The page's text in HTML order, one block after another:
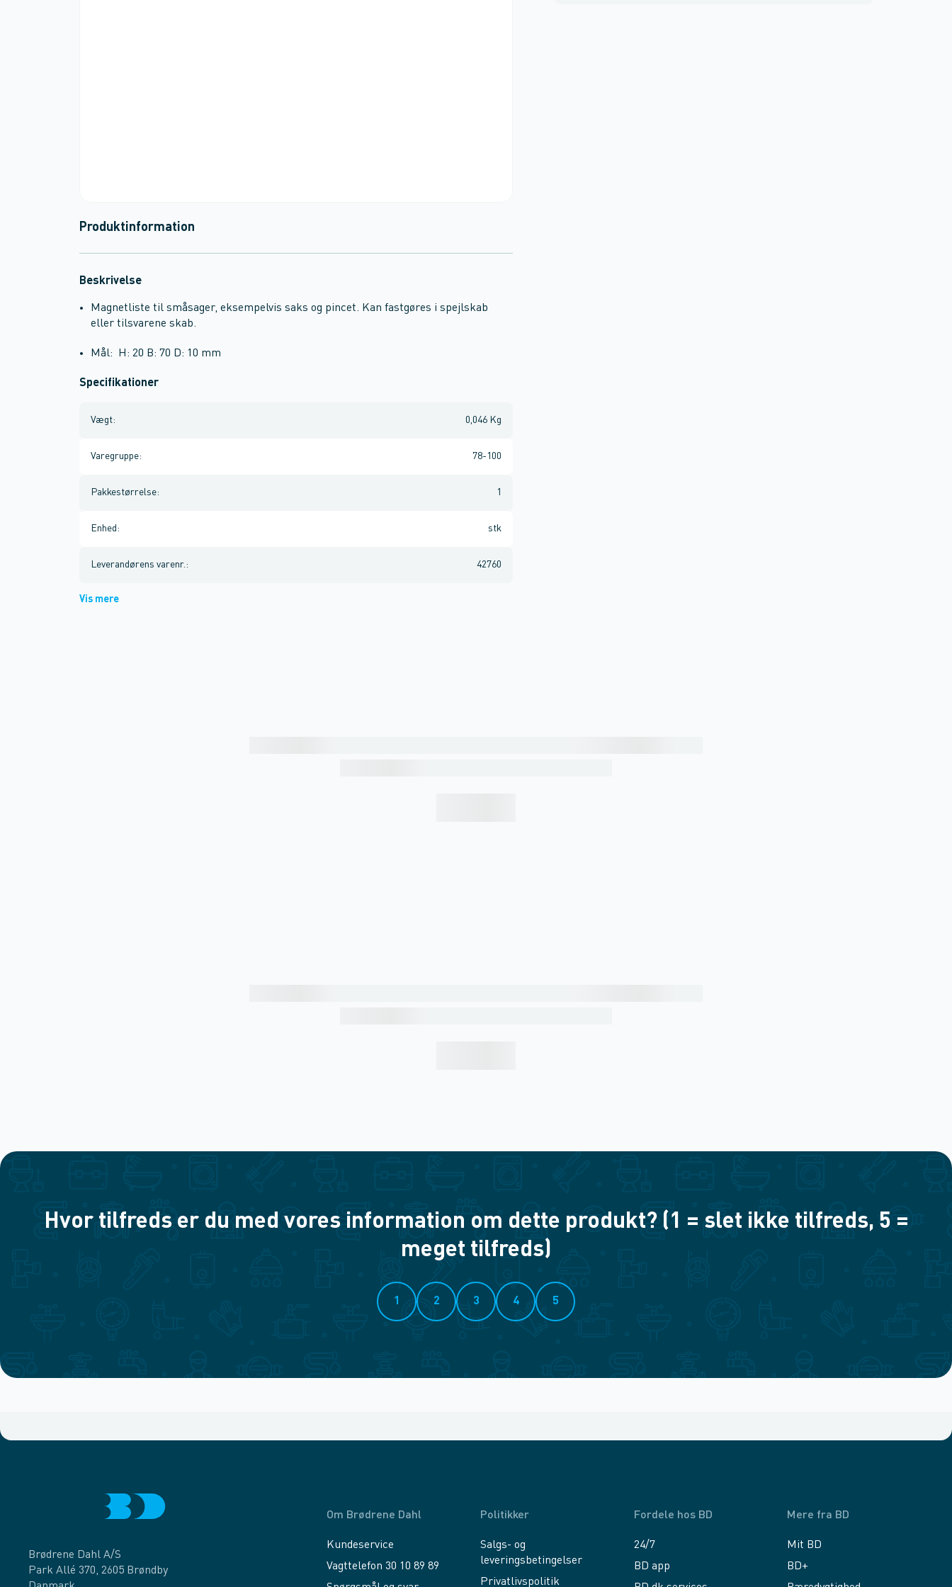
Produktinformation
Beskrivelse
Magnetliste til småsager, eksempelvis saks og pincet. Kan fastgøres i spejlskab
eller tilsvarene skab.
Mål: H: 20 B: 70 D: 10 mm
Specifikationer
Vægt: 0,046 Kg
Varegruppe: 78-100
Pakkestørrelse: 1
Enhed : stk
Leverandørens varenr. : 42760
Vis mere
Hvor tilfreds er du med vores information om dette produkt? (1 = slet ikke tilfreds, 5 =
meget tilfreds)
1 2 3 4 5
Brødrene Dahl A/S
Park Allé 370, 2605 Brøndby
Om Brødrene Dahl
Kundeservice
Vagttelefon 30 10 89 89
Politikker
Salgs- og
leveringsbetingelser
Privatlivspolitik
Fordele hos BD
24/7
BD app
Mere fra BD
Mit BD
BD+